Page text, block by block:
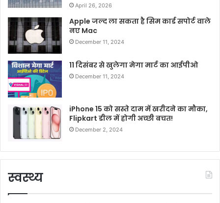
April 26, 2026
Apple जल्द ला सकता है सिम कार्ड सपोर्ट वाले
नए Mac
December 11, 2024
11 दिसंबर से खुलेगा मेगा मार्ट का आईपीओ
December 11, 2024
iPhone 15 को सस्ते दाम में खरीदने का मौका,
Flipkart डील में होगी अच्छी बचत!
December 2, 2024
स्वस्थ्य